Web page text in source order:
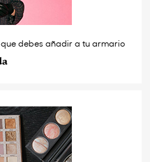
debes añadir a tu armario